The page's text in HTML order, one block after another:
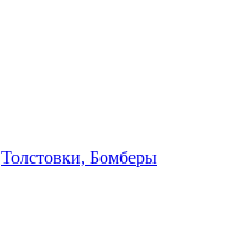
Толстовки, Бомберы